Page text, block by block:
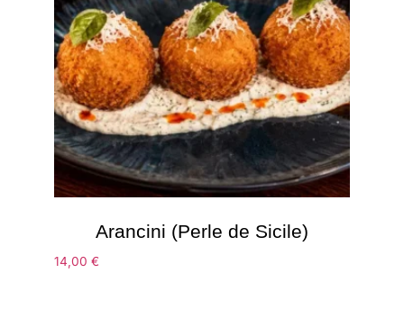
Arancini (Perle de Sicile)
14,00 €